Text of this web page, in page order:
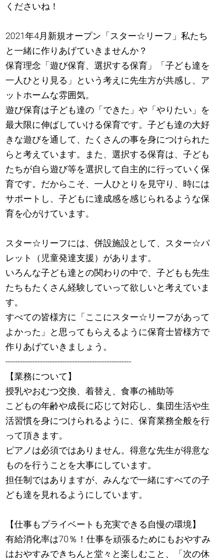
くださいね！
2021年4月新規オープン「スター☆リーフ」私たち
と一緒に作りあげていきませんか？
保育理念「遊び保育、選択する保育」「子ども達を
一人ひとり見る」という考えに先生方が共感し、ア
ットホームな雰囲気。
遊び保育は子ども達の「できた」や「やりたい」を
最大限に伸ばしていける保育です。子ども達の大好
きな遊びを通して、たくさんの事を身につけられた
らと考えています。また、選択する保育は、子ども
たちが自ら遊び等を選択して自主的に行っていく保
育です。だからこそ、一人ひとりを見守り、時には
サポートし、子どもに達成感を感じられるような保
育を心がけています。
スター☆リーフには、併設施設として、スター☆パ
レット（児童発達支援）があります。
いろんな子ども達との関わりの中で、子どもも先生
たちもたくさん経験していって欲しいと考えていま
す。
すべての皆様方に「ここにスター☆リーフがあって
よかった」と思ってもらえるように保育士皆様方で
作りあげていきましょう。
---------------------------------------------------
【業務について】
授乳やおむつ交換、着替え、食事の補助等
こどもの年齢や成長に応じて対応し、集団生活や生
活習慣を身につけられるように、保育業務全般を行
って頂きます。
ピアノは必須ではありません。得意な先生が得意な
ものを行うことを大事にしています。
担任制ではありますが、みんなで一緒にすべての子
ども達を見れるようにしています。
【仕事もプライベートも充実できる自慢の環境】
有給消化率は70％！仕事を頑張るためにもおやすみ
はおやすみできちんと堂々と楽しむこと、「次の休